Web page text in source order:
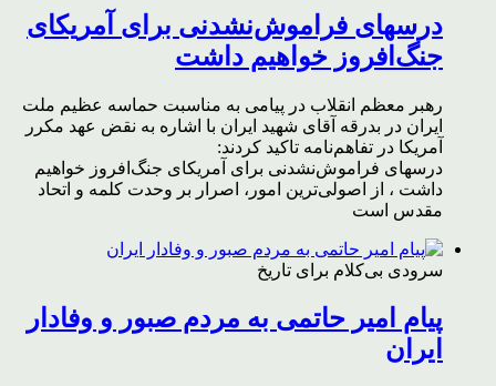
درسهای فراموش‌نشدنی برای آمریکای
جنگ‌افروز خواهیم داشت
رهبر معظم انقلاب در پیامی به مناسبت حماسه عظیم ملت
ایران در بدرقه آقای شهید ایران با اشاره به نقض عهد مکرر
آمریکا در تفاهم‌نامه تاکید کردند:
درسهای فراموش‌نشدنی برای آمریکای جنگ‌افروز خواهیم
داشت ، از اصولی‌ترین امور، اصرار بر وحدت کلمه و اتحاد
مقدس است
سرودی بی‌کلام برای تاریخ
پیام امیر حاتمی به مردم صبور و وفادار
ایران